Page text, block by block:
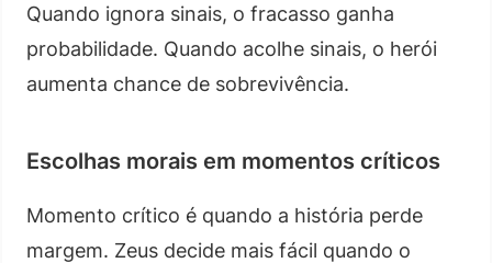
Quando ignora sinais, o fracasso ganha
probabilidade. Quando acolhe sinais, o herói
aumenta chance de sobrevivência.
Escolhas morais em momentos críticos
Momento crítico é quando a história perde
margem. Zeus decide mais fácil quando o